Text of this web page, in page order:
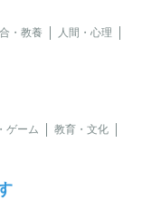
・教養
人間・心理
ゲーム
教育・文化